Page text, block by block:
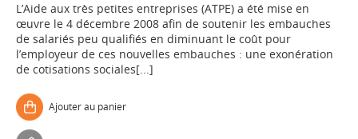
L’Aide aux très petites entreprises (ATPE) a été mise en
œuvre le 4 décembre 2008 afin de soutenir les embauches
de salariés peu qualifiés en diminuant le coût pour
l’employeur de ces nouvelles embauches : une exonération
de cotisations sociales[...]
Ajouter au panier